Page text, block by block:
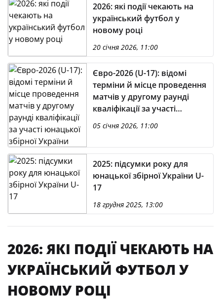
2026: які події чекають на
український футбол у
новому році
20 січня 2026, 11:00
Євро-2026 (U-17): відомі
терміни й місце проведення
матчів у другому раунді
кваліфікації за участі
юнацької збірної України
05 січня 2026, 11:00
2025: підсумки року для
юнацької збірної України U-
17
18 грудня 2025, 13:00
2026: ЯКІ ПОДІЇ ЧЕКАЮТЬ НА
УКРАЇНСЬКИЙ ФУТБОЛ У
НОВОМУ РОЦІ